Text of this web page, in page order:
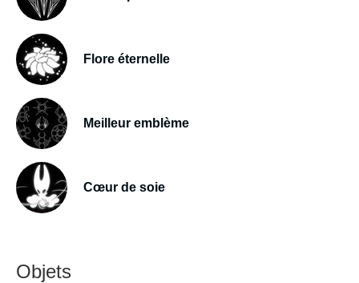
Flore éternelle
Meilleur emblème
Cœur de soie
Objets